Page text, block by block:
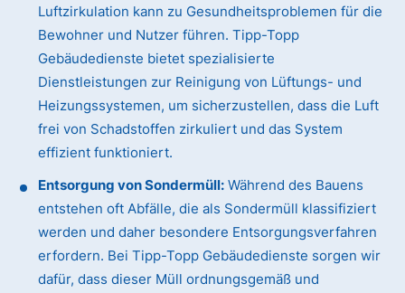
Luftzirkulation kann zu Gesundheitsproblemen für die
Bewohner und Nutzer führen. Tipp-Topp
Gebäudedienste bietet spezialisierte
Dienstleistungen zur Reinigung von Lüftungs- und
Heizungssystemen, um sicherzustellen, dass die Luft
frei von Schadstoffen zirkuliert und das System
effizient funktioniert.
Entsorgung von Sondermüll: Während des Bauens
entstehen oft Abfälle, die als Sondermüll klassifiziert
werden und daher besondere Entsorgungsverfahren
erfordern. Bei Tipp-Topp Gebäudedienste sorgen wir
dafür, dass dieser Müll ordnungsgemäß und